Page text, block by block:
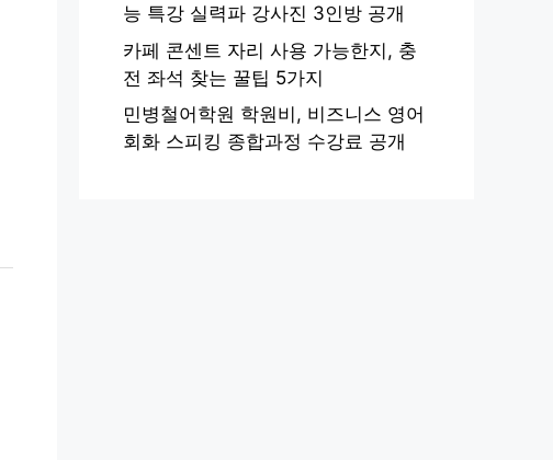
능 특강 실력파 강사진 3인방 공개
카페 콘센트 자리 사용 가능한지, 충
전 좌석 찾는 꿀팁 5가지
민병철어학원 학원비, 비즈니스 영어
회화 스피킹 종합과정 수강료 공개